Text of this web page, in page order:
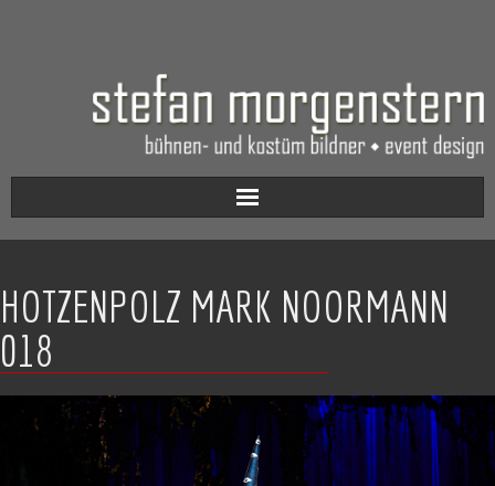
Aktuell
Werkverzeichnis
Biografie
Kontakt
HOTZENPOLZ MARK NOORMANN
018